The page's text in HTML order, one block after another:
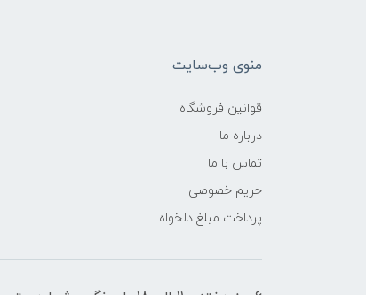
منوی وب‌سایت
قوانین فروشگاه
درباره ما
تماس با ما
حریم خصوصی
پرداخت مبلغ دلخواه